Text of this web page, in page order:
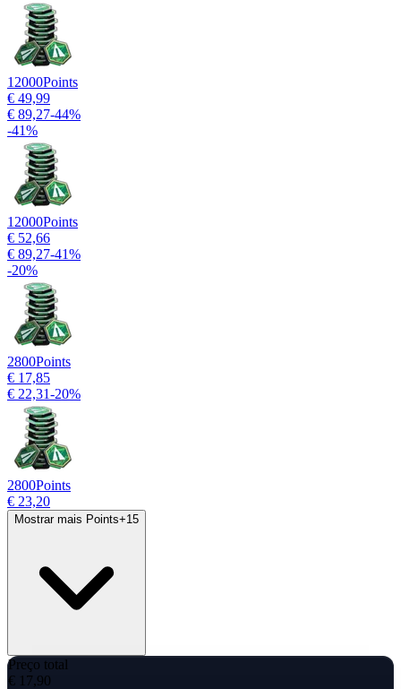
12000Points
€ 49,99
€ 89,27-44%
-41%
12000Points
€ 52,66
€ 89,27-41%
-20%
2800Points
€ 17,85
€ 22,31-20%
2800Points
€ 23,20
Mostrar mais Points+15
Preço total
€ 17,90